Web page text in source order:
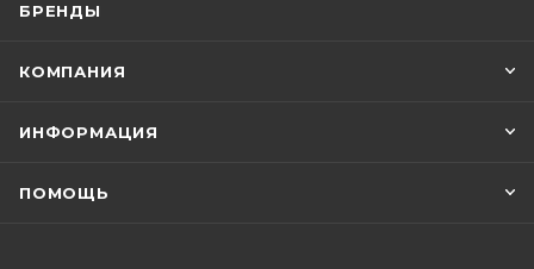
БРЕНДЫ
КОМПАНИЯ
ИНФОРМАЦИЯ
ПОМОЩЬ